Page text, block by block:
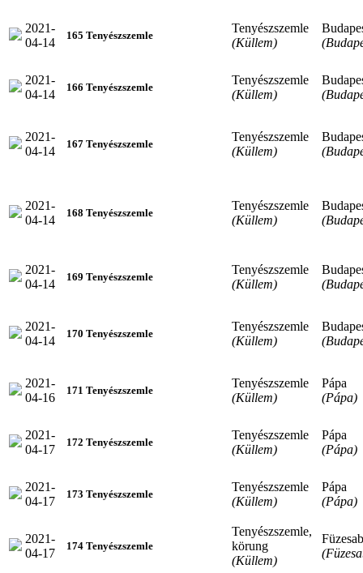
2021-
04-14
165 Tenyészszemle
Tenyészszemle
(Küllem)
2021-
04-14
166 Tenyészszemle
Tenyészszemle
(Küllem)
2021-
04-14
167 Tenyészszemle
Tenyészszemle
(Küllem)
2021-
04-14
168 Tenyészszemle
Tenyészszemle
(Küllem)
2021-
04-14
169 Tenyészszemle
Tenyészszemle
(Küllem)
2021-
04-14
170 Tenyészszemle
Tenyészszemle
(Küllem)
2021-
04-16
171 Tenyészszemle
Tenyészszemle
(Küllem)
Pápa
(Pápa)
2021-
04-17
172 Tenyészszemle
Tenyészszemle
(Küllem)
Pápa
(Pápa)
2021-
04-17
173 Tenyészszemle
Tenyészszemle
(Küllem)
Pápa
(Pápa)
2021-
04-17
174 Tenyészszemle
Tenyészszemle,
körung
(Küllem)